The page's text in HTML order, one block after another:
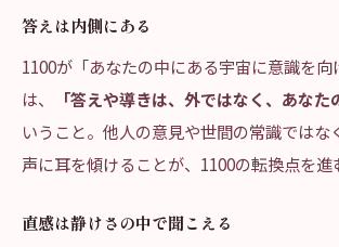
答えは内側にある
1100が「あなたの中にある宇宙に意識を
は、
「答えや導きは、外ではなく、あなた
いうこと。他人の意見や世間の常識ではな
声に耳を傾けることが、1100の転換点を進
直感は静けさの中で聞こえる